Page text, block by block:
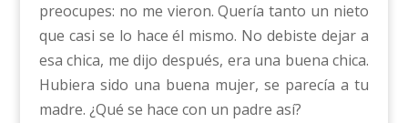
preocupes: no me vieron. Quería tanto un nieto
que casi se lo hace él mismo. No debiste dejar a
esa chica, me dijo después, era una buena chica.
Hubiera sido una buena mujer, se parecía a tu
madre. ¿Qué se hace con un padre así?